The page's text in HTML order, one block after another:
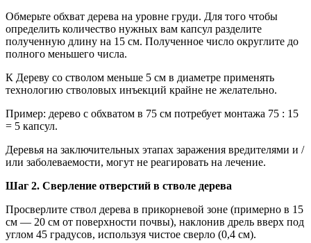
Обмерьте обхват дерева на уровне груди. Для того чтобы
определить количество нужных вам капсул разделите
полученную длину на 15 см. Полученное число округлите до
полного меньшего числа.
К Дереву со стволом меньше 5 см в диаметре применять
технологию стволовых инъекций крайне не желательно.
Пример: дерево с обхватом в 75 см потребует монтажа 75 : 15
= 5 капсул.
Деревья на заключительных этапах заражения вредителями и /
или заболеваемости, могут не реагировать на лечение.
Шаг 2. Сверление отверстий в стволе дерева
Просверлите ствол дерева в прикорневой зоне (примерно в 15
см — 20 см от поверхности почвы), наклонив дрель вверх под
углом 45 градусов, используя чистое сверло (0,4 см).